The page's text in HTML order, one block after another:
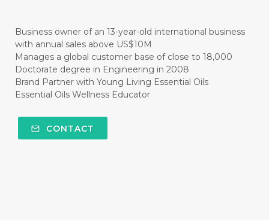
#CLEANER
#CLEANING
#CLEANSER
#CLEAR
#CLOVE
#COCONUT OIL
#COKLAT
#COLD
#collagen
#COLON
#COLOR
#COMFORTONE
#COMPARISON
Business owner of an 13-year-old international business
with annual sales above US$10M
Manages a global customer base of close to 18,000
Doctorate degree in Engineering in 2008
Brand Partner with Young Living Essential Oils
Essential Oils Wellness Educator
CONTACT